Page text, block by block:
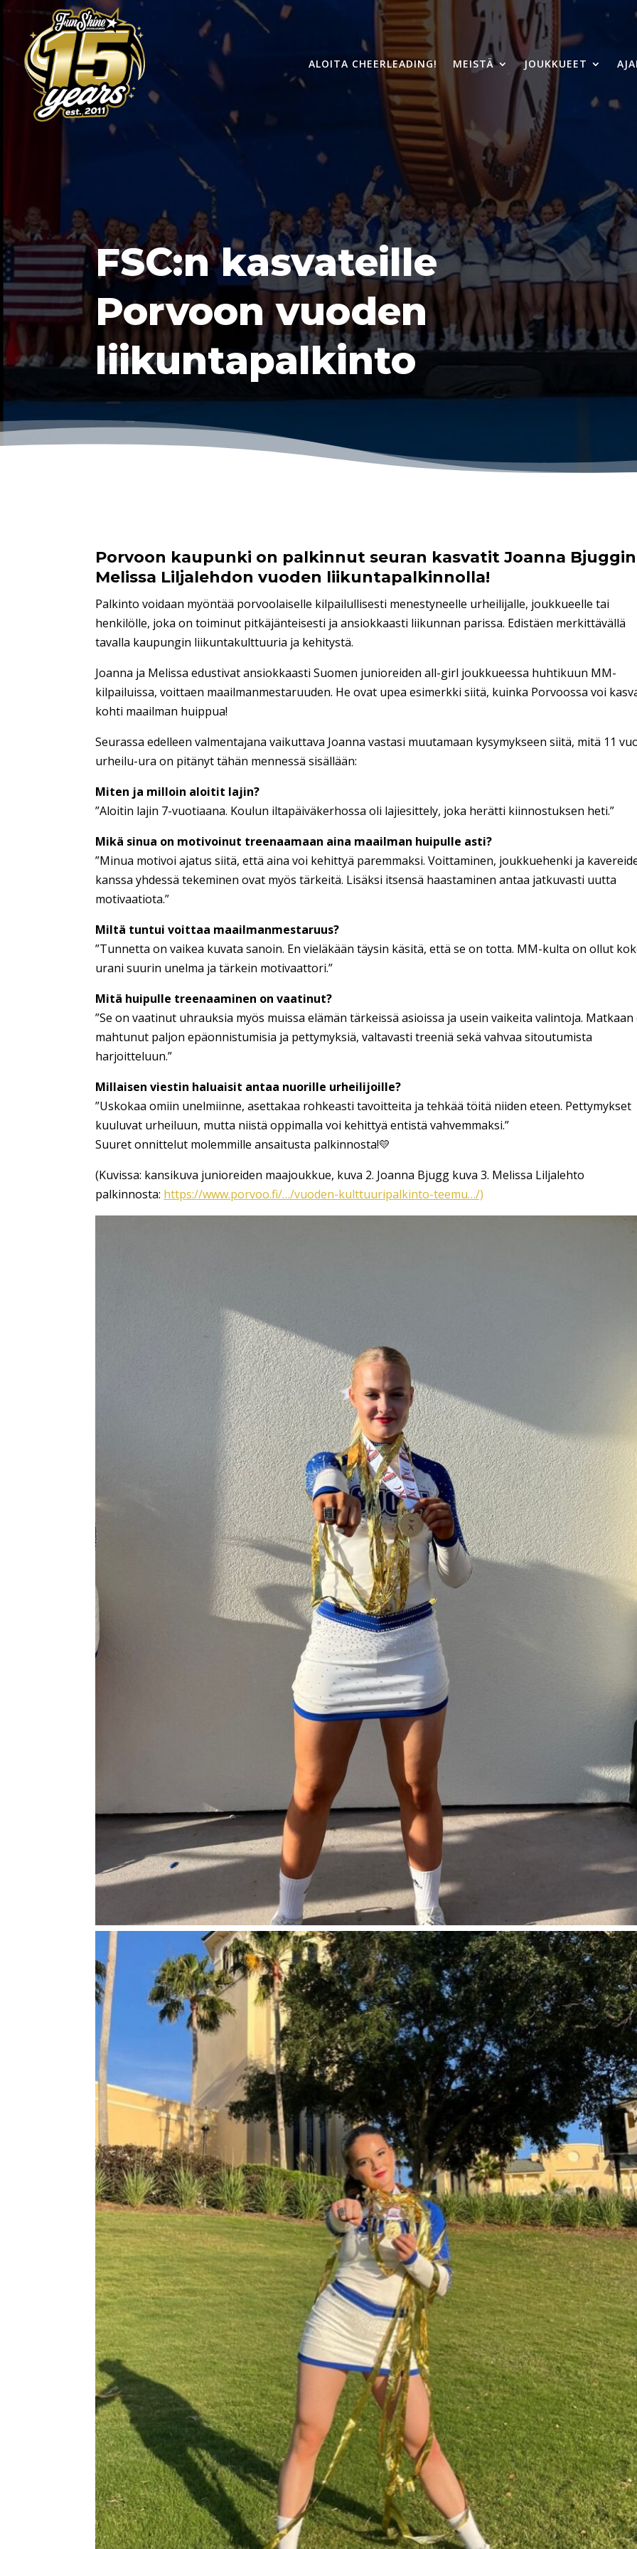
ALOITA CHEERLEADING! MEISTÄ JOUKKUEET
FSC:n kasvateille
Porvoon vuoden
liikuntapalkinto
Porvoon kaupunki on palkinnut seuran kasvatit Joanna
Melissa Liljalehdon vuoden liikuntapalkinnolla!
Palkinto voidaan myöntää porvoolaiselle kilpailullisesti menestyneelle urheilijalle, joukkueelle tai
henkilölle, joka on toiminut pitkäjänteisesti ja ansiokkaasti liikunnan parissa. Edistäen merkittävällä
tavalla kaupungin liikuntakulttuuria ja kehitystä.
Joanna ja Melissa edustivat ansiokkaasti Suomen junioreiden all-girl joukkueessa huhtikuun MM-
kilpailuissa, voittaen maailmanmestaruuden. He ovat upea esimerkki siitä, kuinka Porvoossa voi
kohti maailman huippua!
Seurassa edelleen valmentajana vaikuttava Joanna vastasi muutamaan kysymykseen siitä, mitä 11
urheilu-ura on pitänyt tähän mennessä sisällään:
Miten ja milloin aloitit lajin?
”Aloitin lajin 7-vuotiaana. Koulun iltapäiväkerhossa oli lajiesittely, joka herätti kiinnostuksen heti.”
Mikä sinua on motivoinut treenaamaan aina maailman huipulle asti?
”Minua motivoi ajatus siitä, että aina voi kehittyä paremmaksi. Voittaminen, joukkuehenki ja
kanssa yhdessä tekeminen ovat myös tärkeitä. Lisäksi itsensä haastaminen antaa jatkuvasti uutta
motivaatiota.”
Miltä tuntui voittaa maailmanmestaruus?
”Tunnetta on vaikea kuvata sanoin. En vieläkään täysin käsitä, että se on totta. MM-kulta on ollut
urani suurin unelma ja tärkein motivaattori.”
Mitä huipulle treenaaminen on vaatinut?
”Se on vaatinut uhrauksia myös muissa elämän tärkeissä asioissa ja usein vaikeita valintoja.
mahtunut paljon epäonnistumisia ja pettymyksiä, valtavasti treeniä sekä vahvaa sitoutumista
harjoitteluun.”
Millaisen viestin haluaisit antaa nuorille urheilijoille?
”Uskokaa omiin unelmiinne, asettakaa rohkeasti tavoitteita ja tehkää töitä niiden eteen. Pettymykset
kuuluvat urheiluun, mutta niistä oppimalla voi kehittyä entistä vahvemmaksi.”
Suuret onnittelut molemmille ansaitusta palkinnosta!💛
(Kuvissa: kansikuva junioreiden maajoukkue, kuva 2. Joanna Bjugg kuva 3. Melissa Liljalehto
palkinnosta: https://www.porvoo.fi/…/vuoden-kulttuuripalkinto-teemu…/)